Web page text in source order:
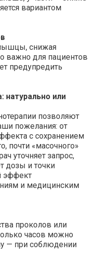
вариантом
снижая
важно для пациентов
предупредить
натурально или
позволяют
пожелания: от
с сохранением
почти «масочного»
уточняет запрос,
дозы и точки
эффект
и медицинским
проколов или
часов можно
— при соблюдении